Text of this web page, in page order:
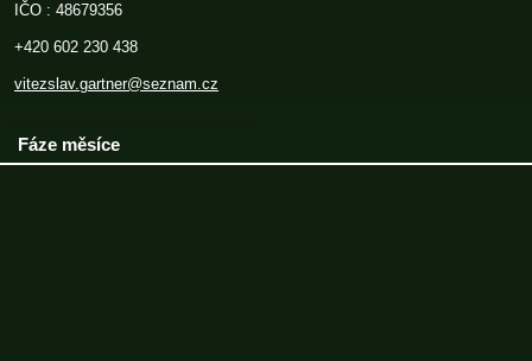
IČO : 48679356
+420 602 230 438
vitezslav.gartner@seznam.cz
Fáze měsíce